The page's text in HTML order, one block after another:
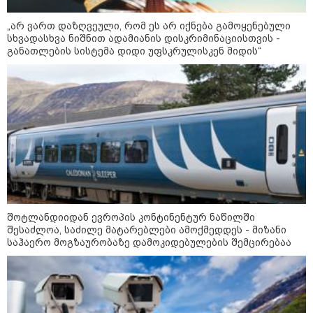
რა უნდა გავაკეთოთ პირველ
რიგში შუქის გამორთვისას: 5
მნიშვნელოვანი ნაბიჯი
1-დღიანი ტურები თბილისიდან:
სად წავიდეთ დილით და
დავბრუნდეთ საღამოს?
მსოფლიო
„არ ვართ დაზღვეული, რომ ეს არ იქნება გამოყენებული
სხვადასხვა ნიშნით ადამიანის დისკრიმინაციისთვის -
განათლების სისტემა დიდი უფსკრულისკენ მიდის“
შოტლანდიიდან ევროპის კონტინენტურ ნაწილში
შესაძლოა, საძილე მატარებლები ამოქმედდეს - მიზანი
საჰაერო მოგზაურობაზე დამოკიდებულების შემცირებაა